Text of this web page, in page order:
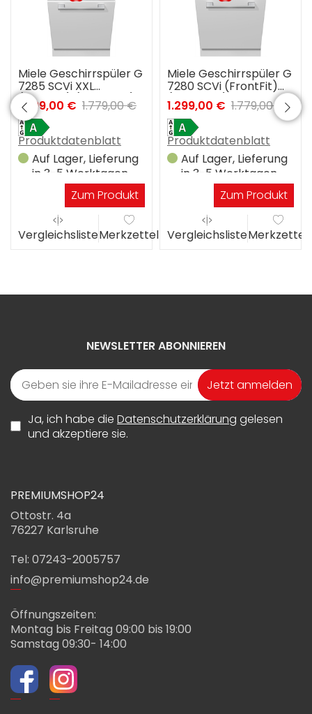
Miele Geschirrspüler G
7285 SCVi XXL
(FrontFit) (Edelstahl) 3
Jahre Premiumshop
Garantie
1.299,00 € 1.779,00 €
Produktdatenblatt
Auf Lager, Lieferung
in 3-5 Werktagen
Zum Produkt
VergleichslisteMerkzettel
Miele Geschirrspüler G
7280 SCVi (FrontFit)
(Edelstahl) 3 Jahre
Premiumshop
Garantie
1.299,00 € 1.779,00 €
Produktdatenblatt
Auf Lager, Lieferung
in 3-5 Werktagen
Zum Produkt
VergleichslisteMerkzettel
NEWSLETTER ABONNIEREN
Jetzt anmelden
Ja, ich habe die Datenschutzerklärung gelesen
und akzeptiere sie.
PREMIUMSHOP24
Ottostr. 4a
76227 Karlsruhe
Tel: 07243-2005757
info@premiumshop24.de
Öffnungszeiten:
Montag bis Freitag 09:00 bis 19:00
Samstag 09:30- 14:00